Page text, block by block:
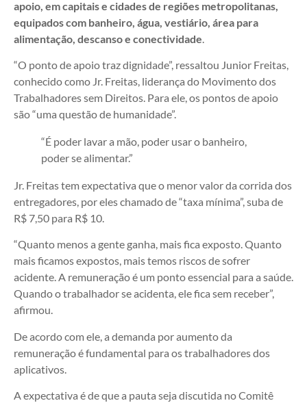
apoio, em capitais e cidades de regiões metropolitanas,
equipados com banheiro, água, vestiário, área para
alimentação, descanso e conectividade
“O ponto de apoio traz dignidade”, ressaltou Junior Freitas,
conhecido como Jr. Freitas, liderança do Movimento dos
Trabalhadores sem Direitos. Para ele, os pontos de apoio
são “uma questão de humanidade”.
“É poder lavar a mão, poder usar o banheiro,
poder se alimentar.”
Jr. Freitas tem expectativa que o menor valor da corrida dos
entregadores, por eles chamado de “taxa mínima”, suba de
R$ 7,50 para R$ 10.
“Quanto menos a gente ganha, mais fica exposto. Quanto
mais ficamos expostos, mais temos riscos de sofrer
acidente. A remuneração é um ponto essencial para a saúde.
Quando o trabalhador se acidenta, ele fica sem receber”,
afirmou.
De acordo com ele, a demanda por aumento da
remuneração é fundamental para os trabalhadores dos
aplicativos.
A expectativa é de que a pauta seja discutida no Comitê